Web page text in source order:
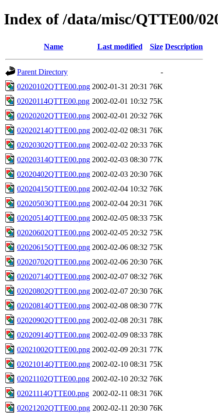
Index of /data/misc/QTTE00/
Name Last modified Size Description
Parent Directory
-
02020102QTTE00.png 2002-01-31 20:31 76K
02020114QTTE00.png 2002-02-01 10:32 75K
02020202QTTE00.png 2002-02-01 20:32 76K
02020214QTTE00.png 2002-02-02 08:31 76K
02020302QTTE00.png 2002-02-02 20:33 76K
02020314QTTE00.png 2002-02-03 08:30 77K
02020402QTTE00.png 2002-02-03 20:30 76K
02020415QTTE00.png 2002-02-04 10:32 76K
02020503QTTE00.png 2002-02-04 20:31 76K
02020514QTTE00.png 2002-02-05 08:33 75K
02020602QTTE00.png 2002-02-05 20:32 75K
02020615QTTE00.png 2002-02-06 08:32 75K
02020702QTTE00.png 2002-02-06 20:30 76K
02020714QTTE00.png 2002-02-07 08:32 76K
02020802QTTE00.png 2002-02-07 20:30 76K
02020814QTTE00.png 2002-02-08 08:30 77K
02020902QTTE00.png 2002-02-08 20:31 78K
02020914QTTE00.png 2002-02-09 08:33 78K
02021002QTTE00.png 2002-02-09 20:31 77K
02021014QTTE00.png 2002-02-10 08:31 75K
02021102QTTE00.png 2002-02-10 20:32 76K
02021114QTTE00.png 2002-02-11 08:31 76K
02021202QTTE00.png 2002-02-11 20:30 76K